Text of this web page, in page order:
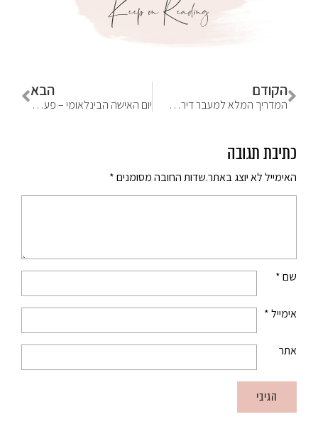
Keep on Reading
הקודם
המדריך המלא למעבר דירה – טיפים שיעזרו לך לעבור דירה בשלום
הבא
יום האישה הבינלאומי – פעילות אינסטגרם מפנקת
כתיבת תגובה
האימייל לא יוצג באתר.שדות החובה מסומנים*
שם*
אימייל*
אתר